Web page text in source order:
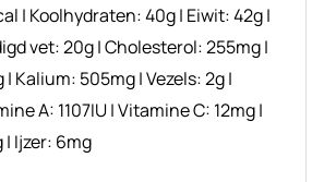
| Koolhydraten:40g| Eiwit:42g|
vet:20g|Cholesterol:255mg|
| Kalium: 505mg|Vezels:2g|
A: 1107IU|Vitamine C: 12mg|
| Ijzer: 6mg